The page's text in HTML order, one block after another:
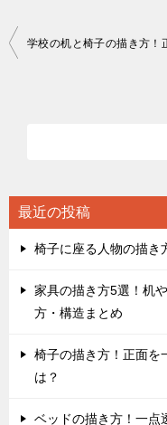
投
シ
ョ
最近の投稿
椅子に座る人物の描き
家具の描き方5選！机
方・構造まとめ
椅子の描き方！正面を
は？
ベッドの描き方！一点